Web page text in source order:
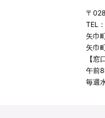
〒
TEL
矢巾
矢巾
【窓
午前
毎週